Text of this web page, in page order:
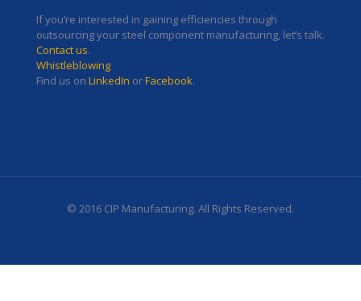
If you’re interested in gaining efficiencies through
outsourcing your steel component manufacturing, let’s talk.
Contact us.
Whistleblowing
Find us on LinkedIn orFacebook.
© 2016 CIP Manufacturing. All Rights Reserved.